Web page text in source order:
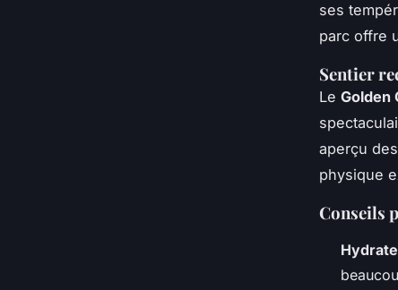
ses
parc offre
Sentier
Le Golden
aperçu
physique
Conseils